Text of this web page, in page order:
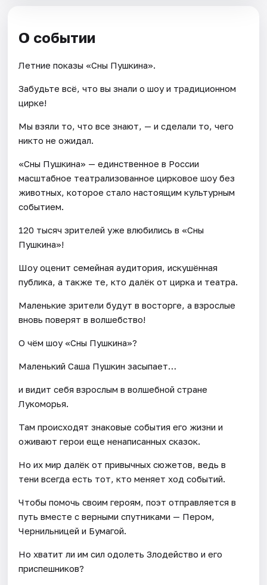
О событии
Летние показы «Сны Пушкина».
Забудьте всё, что вы знали о шоу и традиционном
цирке!
Мы взяли то, что все знают, — и сделали то, чего
никто не ожидал.
«Сны Пушкина» — единственное в России
масштабное театрализованное цирковое шоу без
животных, которое стало настоящим культурным
событием.
120 тысяч зрителей уже влюбились в «Сны
Пушкина»!
Шоу оценит семейная аудитория, искушённая
публика, а также те, кто далёк от цирка и театра.
Маленькие зрители будут в восторге, а взрослые
вновь поверят в волшебство!
О чём шоу «Сны Пушкина»?
Маленький Саша Пушкин засыпает…
и видит себя взрослым в волшебной стране
Лукоморья.
Там происходят знаковые события его жизни и
оживают герои еще ненаписанных сказок.
Но их мир далёк от привычных сюжетов, ведь в
тени всегда есть тот, кто меняет ход событий.
Чтобы помочь своим героям, поэт отправляется в
путь вместе с верными спутниками — Пером,
Чернильницей и Бумагой.
Но хватит ли им сил одолеть Злодейство и его
приспешников?